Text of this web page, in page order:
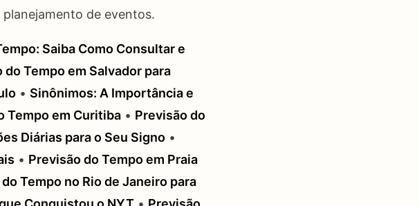
de eventos.
Saiba Como Consultar e
do Tempo em Salvador para
• Sinônimos: A Importância e
Tempo em Curitiba • Previsão do
Diárias para o Seu Signo •
• Previsão do Tempo em Praia
Tempo no Rio de Janeiro para